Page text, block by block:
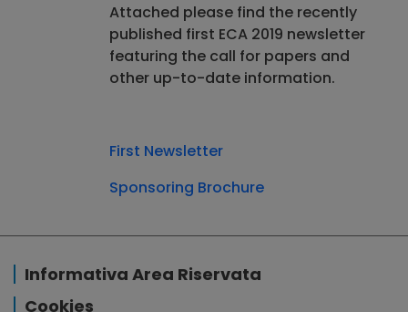
Attached please find the recently
published first ECA 2019 newsletter
featuring the call for papers and
other up-to-date information.
First Newsletter
Sponsoring Brochure
Informativa Area Riservata
Cookies